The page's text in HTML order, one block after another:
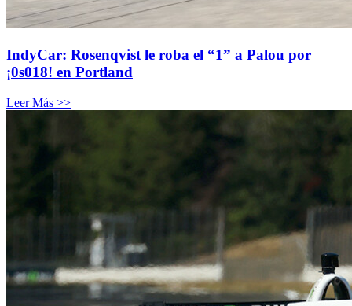
IndyCar: Rosenqvist le roba el “1” a Palou por
¡0s018! en Portland
Leer Más >>